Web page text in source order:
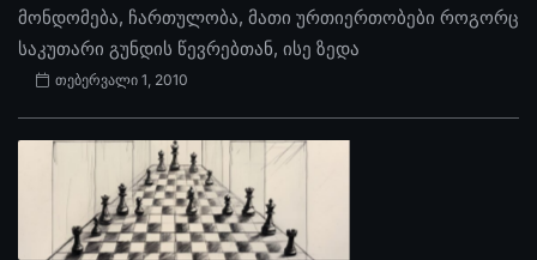
მონდომება, ჩართულობა, მათი ურთიერთობები როგორც
საკუთარი გუნდის წევრებთან, ისე ზედა
თებერვალი 1, 2010